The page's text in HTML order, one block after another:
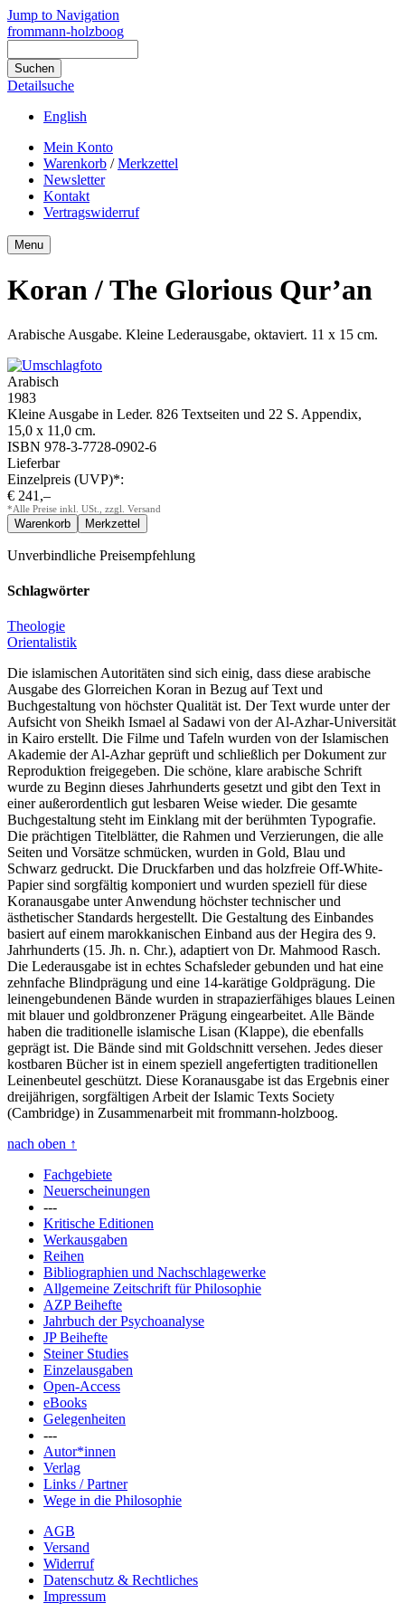
Jump to Navigation
frommann-holzboog
Detailsuche
English
Mein Konto
Warenkorb /Merkzettel
Newsletter
Kontakt
Vertragswiderruf
Menu
Koran / The Glorious Qur’an
Arabische Ausgabe. Kleine Lederausgabe, oktaviert. 11 x 15 cm.
Arabisch
1983
Kleine Ausgabe in Leder. 826 Textseiten und 22 S. Appendix,
15,0 x 11,0 cm.
ISBN 978-3-7728-0902-6
Lieferbar
Einzelpreis (UVP)*:
€ 241,–
*Alle Preise inkl. USt., zzgl. Versand
Unverbindliche Preisempfehlung
Schlagwörter
Theologie
Orientalistik
Die islamischen Autoritäten sind sich einig, dass diese arabische
Ausgabe des Glorreichen Koran in Bezug auf Text und
Buchgestaltung von höchster Qualität ist. Der Text wurde unter der
Aufsicht von Sheikh Ismael al Sadawi von der Al-Azhar-Universität
in Kairo erstellt. Die Filme und Tafeln wurden von der Islamischen
Akademie der Al-Azhar geprüft und schließlich per Dokument zur
Reproduktion freigegeben. Die schöne, klare arabische Schrift
wurde zu Beginn dieses Jahrhunderts gesetzt und gibt den Text in
einer außerordentlich gut lesbaren Weise wieder. Die gesamte
Buchgestaltung steht im Einklang mit der berühmten Typografie.
Die prächtigen Titelblätter, die Rahmen und Verzierungen, die alle
Seiten und Vorsätze schmücken, wurden in Gold, Blau und
Schwarz gedruckt. Die Druckfarben und das holzfreie Off-White-
Papier sind sorgfältig komponiert und wurden speziell für diese
Koranausgabe unter Anwendung höchster technischer und
ästhetischer Standards hergestellt. Die Gestaltung des Einbandes
basiert auf einem marokkanischen Einband aus der Hegira des 9.
Jahrhunderts (15. Jh. n. Chr.), adaptiert von Dr. Mahmood Rasch.
Die Lederausgabe ist in echtes Schafsleder gebunden und hat eine
zehnfache Blindprägung und eine 14-karätige Goldprägung. Die
leinengebundenen Bände wurden in strapazierfähiges blaues Leinen
mit blauer und goldbronzener Prägung eingearbeitet. Alle Bände
haben die traditionelle islamische Lisan (Klappe), die ebenfalls
geprägt ist. Die Bände sind mit Goldschnitt versehen. Jedes dieser
kostbaren Bücher ist in einem speziell angefertigten traditionellen
Leinenbeutel geschützt. Diese Koranausgabe ist das Ergebnis einer
dreijährigen, sorgfältigen Arbeit der Islamic Texts Society
(Cambridge) in Zusammenarbeit mit frommann-holzboog.
nach oben ↑
Fachgebiete
Neuerscheinungen
---
Kritische Editionen
Werkausgaben
Reihen
Bibliographien und Nachschlagewerke
Allgemeine Zeitschrift für Philosophie
AZP Beihefte
Jahrbuch der Psychoanalyse
JP Beihefte
Steiner Studies
Einzelausgaben
Open-Access
eBooks
Gelegenheiten
---
Autor*innen
Verlag
Links / Partner
Wege in die Philosophie
AGB
Versand
Widerruf
Datenschutz & Rechtliches
Impressum